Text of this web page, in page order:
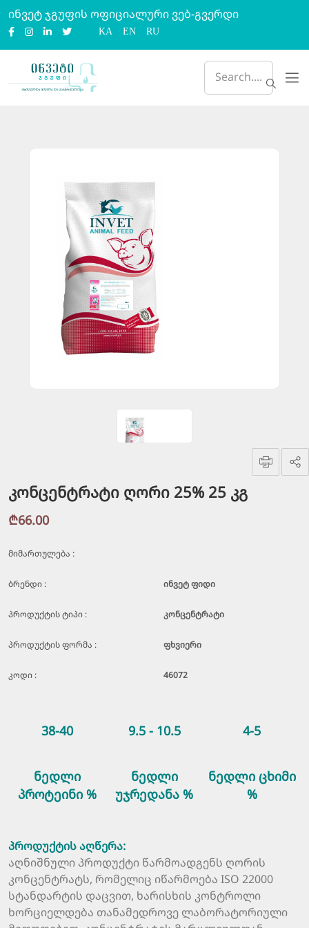
ინვეტ ჯგუფის ოფიციალური ვებ-გვერდი
KA EN RU
კონცენტრატი ღორი 25% 25 კგ
₾66.00
მიმართულება :
ბრენდი : ინვეტ ფიდი
პროდუქტის ტიპი : კონცენტრატი
პროდუქტის ფორმა : ფხვიერი
კოდი : 46072
38-40 9.5 - 10.5 4-5
ნედლი
პროტეინი %
ნედლი
უჯრედანა %
ნედლი ცხიმი
%
პროდუქტის აღწერა:
აღნიშნული პროდუქტი წარმოადგენს ღორის
კონცენტრატს, რომელიც იწარმოება ISO 22000
სტანდარტის დაცვით, ხარისხის კონტროლი
ხორციელდება თანამედროვე ლაბორატორიული